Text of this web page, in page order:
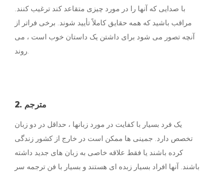
با صدایی كه آنها را در مورد چیزی متقاعد كند ترغیب كنند.
مراقب باشید که همه حقایق کاملاً تأیید شوند. برخی فراتر از
آنچه تصور می شود برای داشتن یک داستان خوب است ، می
روند.
2. مترجم
یک فرد بسیار با کفایت در مورد زبانها ، حداقل در دو زبان
تخصص دارد. جمینی ها ممکن است در خارج از کشور زندگی
کرده باشند یا فقط علاقه خاصی به زبان های جدید داشته
باشند. آنها افراد بسیار زبده ای هستند و بسیار با فن ترجمه سر